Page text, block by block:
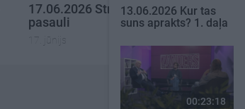
17.06.2026 Streips pārlūko
pasauli
17. jūnijs
13.06.2026 Kur tas
suns aprakts? 1. daļa
00:23:18